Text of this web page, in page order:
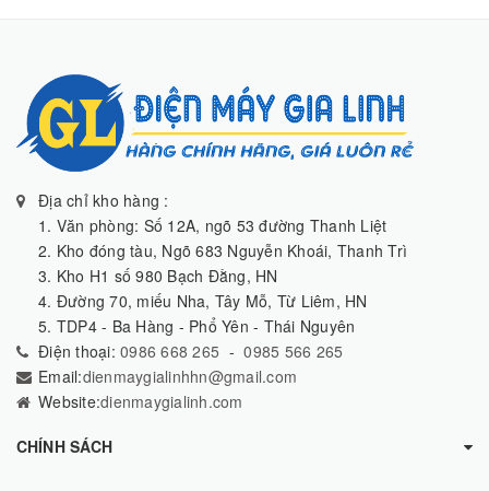
Địa chỉ kho hàng :
1. Văn phòng: Số 12A, ngõ 53 đường Thanh Liệt
2. Kho đóng tàu, Ngõ 683 Nguyễn Khoái, Thanh Trì
3. Kho H1 số 980 Bạch Đằng, HN
4. Đường 70, miếu Nha, Tây Mỗ, Từ Liêm, HN
5. TDP4 - Ba Hàng - Phổ Yên - Thái Nguyên
Điện thoại: 0986 668 265 -0985 566 265
Email:dienmaygialinhhn@gmail.com
Website:dienmaygialinh.com
CHÍNH SÁCH